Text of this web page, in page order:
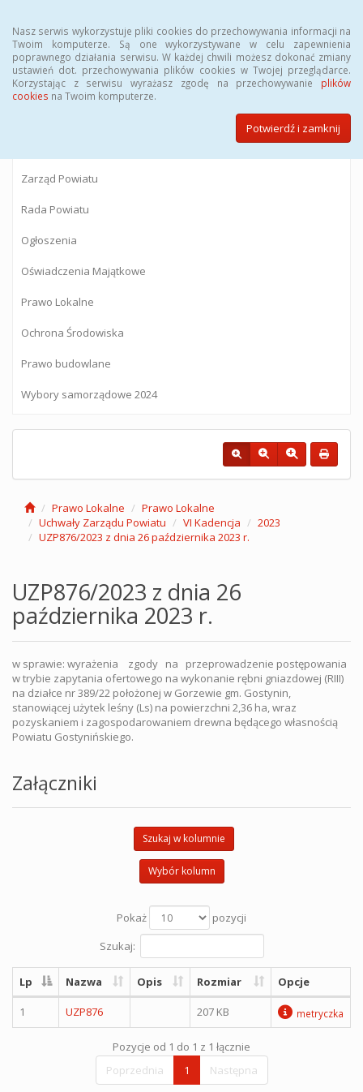
Nasz serwis wykorzystuje pliki cookies do przechowywania informacji na
Twoim komputerze. Są one wykorzystywane w celu zapewnienia
poprawnego działania serwisu. W każdej chwili możesz dokonać zmiany
ustawień dot. przechowywania plików cookies w Twojej przeglądarce.
Korzystając z serwisu wyrażasz zgodę na przechowywanie plików
cookies na Twoim komputerze.
Potwierdź i zamknij
BIULETYN INFORMACJI PUBLICZNEJ
Starostwa Powiatowego w Gostyninie
Zarząd Powiatu
Rada Powiatu
Ogłoszenia
Oświadczenia Majątkowe
Prawo Lokalne
Ochrona Środowiska
Prawo budowlane
Wybory samorządowe 2024
Prawo Lokalne
Prawo Lokalne
Uchwały Zarządu Powiatu
VI Kadencja
2023
UZP876/2023 z dnia 26 października 2023 r.
UZP876/2023 z dnia 26
października 2023 r.
w sprawie: wyrażenia zgody na przeprowadzenie postępowania
w trybie zapytania ofertowego na wykonanie rębni gniazdowej (RIII)
na działce nr 389/22 położonej w Gorzewie gm. Gostynin,
stanowiącej użytek leśny (Ls) na powierzchni 2,36 ha, wraz
pozyskaniem i zagospodarowaniem drewna będącego własnością
Powiatu Gostynińskiego.
Załączniki
Szukaj w kolumnie
Wybór kolumn
Pokaż
pozycji
Szukaj:
Lp Nazwa Opis Rozmiar Opcje
1 UZP876 207 KB metryczka
Pozycje od 1 do 1 z 1 łącznie
Poprzednia
1 Następna